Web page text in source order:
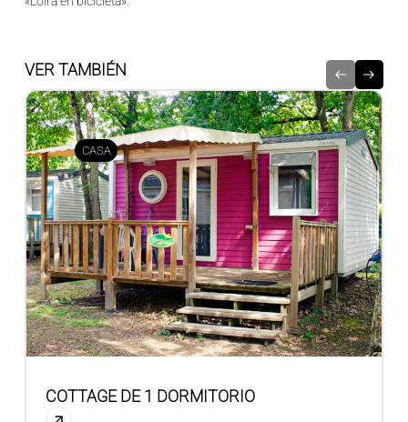
VER TAMBIÉN
CASA
COTTAGE DE 1 DORMITORIO